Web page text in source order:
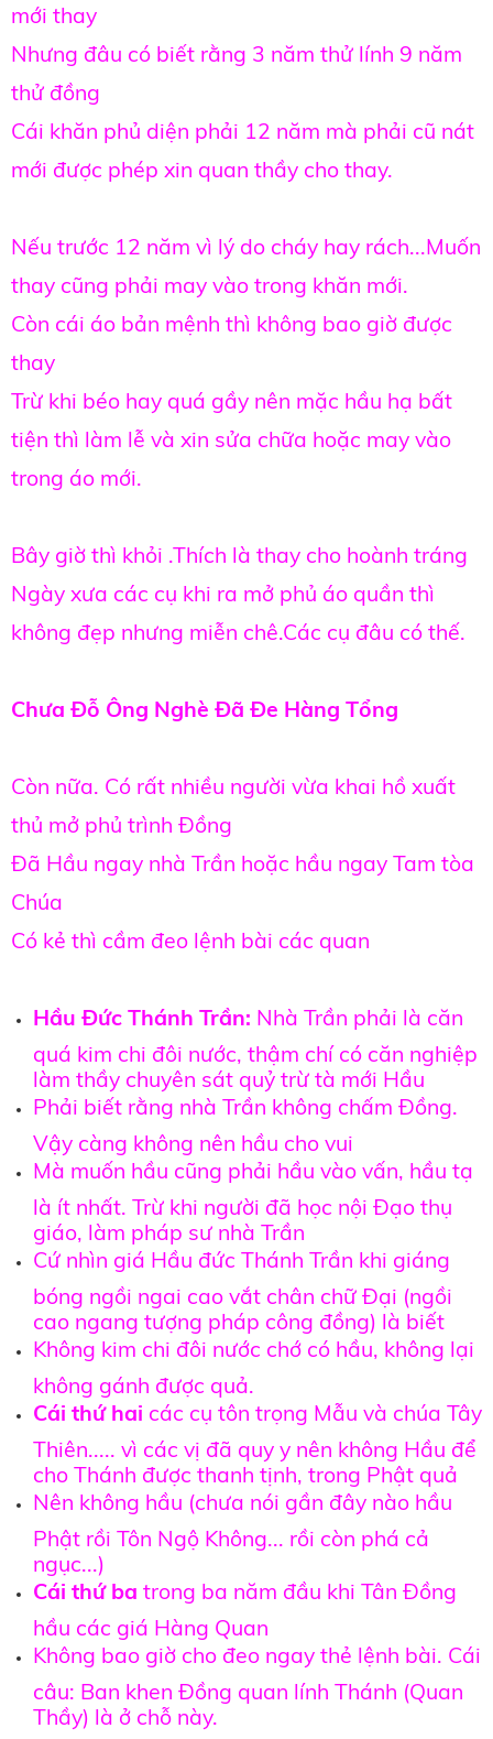
mới thay
Nhưng đâu có biết rằng 3 năm thử lính 9 năm
thử đồng
Cái khăn phủ diện phải 12 năm mà phải cũ nát
mới được phép xin quan thầy cho thay.
Nếu trước 12 năm vì lý do cháy hay rách...Muốn
thay cũng phải may vào trong khăn mới.
Còn cái áo bản mệnh thì không bao giờ được
thay
Trừ khi béo hay quá gầy nên mặc hầu hạ bất
tiện thì làm lễ và xin sửa chữa hoặc may vào
trong áo mới.
Bây giờ thì khỏi .Thích là thay cho hoành tráng
Ngày xưa các cụ khi ra mở phủ áo quần thì
không đẹp nhưng miễn chê.Các cụ đâu có thế.
Chưa Đỗ Ông Nghè Đã Đe Hàng Tổng
Còn nữa. Có rất nhiều người vừa khai hồ xuất
thủ mở phủ trình Đồng
Đã Hầu ngay nhà Trần hoặc hầu ngay Tam tòa
Chúa
Có kẻ thì cầm đeo lệnh bài các quan
Hầu Đức Thánh Trần: Nhà Trần phải là căn
quá kim chi đôi nước, thậm chí có căn nghiệp
làm thầy chuyên sát quỷ trừ tà mới Hầu
Phải biết rằng nhà Trần không chấm Đồng.
Vậy càng không nên hầu cho vui
Mà muốn hầu cũng phải hầu vào vấn, hầu tạ
là ít nhất. Trừ khi người đã học nội Đạo thụ
giáo, làm pháp sư nhà Trần
Cứ nhìn giá Hầu đức Thánh Trần khi giáng
bóng ngồi ngai cao vắt chân chữ Đại (ngồi
cao ngang tượng pháp công đồng) là biết
Không kim chi đôi nước chớ có hầu, không lại
không gánh được quả.
Cái thứ hai các cụ tôn trọng Mẫu và chúa Tây
Thiên..... vì các vị đã quy y nên không Hầu để
cho Thánh được thanh tịnh, trong Phật quả
Nên không hầu (chưa nói gần đây nào hầu
Phật rồi Tôn Ngộ Không... rồi còn phá cả
ngục...)
Cái thứ ba trong ba năm đầu khi Tân Đồng
hầu các giá Hàng Quan
Không bao giờ cho đeo ngay thẻ lệnh bài. Cái
câu: Ban khen Đồng quan lính Thánh (Quan
Thầy) là ở chỗ này.